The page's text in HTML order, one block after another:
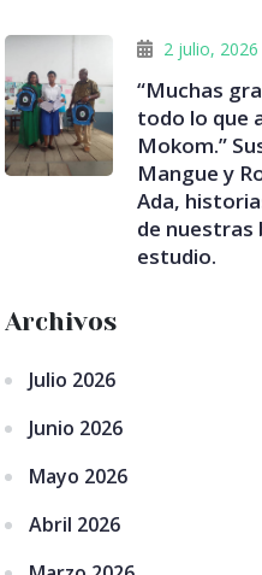
2 julio, 2026
“Muchas
todo lo que
Mokom.”
Mangue y
Ada,
de nuestras
estudio.
Archivos
Julio 2026
Junio 2026
Mayo 2026
Abril 2026